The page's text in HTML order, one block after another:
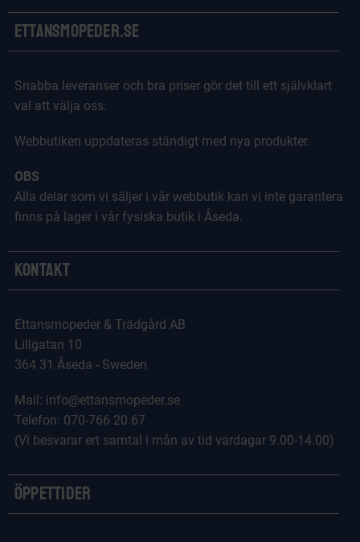
Ettansmopeder.se
Snabba leveranser och bra priser gör det till ett självklart
val att välja oss.
Webbutiken uppdateras ständigt med nya produkter.
OBS
Alla delar som vi säljer i vår webbutik kan vi inte garantera
finns på lager i vår fysiska butik i Åseda.
Kontakt
Ettansmopeder & Trädgård AB
Lillgatan 10
364 31 Åseda - Sweden
Mail: info@ettansmopeder.se
Telefon: 070-766 20 67
(Vi besvarar ert samtal i mån av tid vardagar 9.00-14.00)
Öppettider